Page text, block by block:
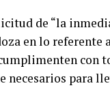
de “la
en lo referente
con
para